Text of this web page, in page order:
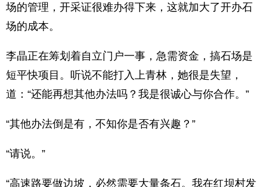
场的管理，开采证很难办得下来，这就加大了开办石
场的成本。
李晶正在筹划着自立门户一事，急需资金，搞石场是
短平快项目。听说不能打入上青林，她很是失望，
道：“还能再想其他办法吗？我是很诚心与你合作。”
“其他办法倒是有，不知你是否有兴趣？”
“请说。”
“高速路要做边坡，必然需要大量条石。我在红坝村发